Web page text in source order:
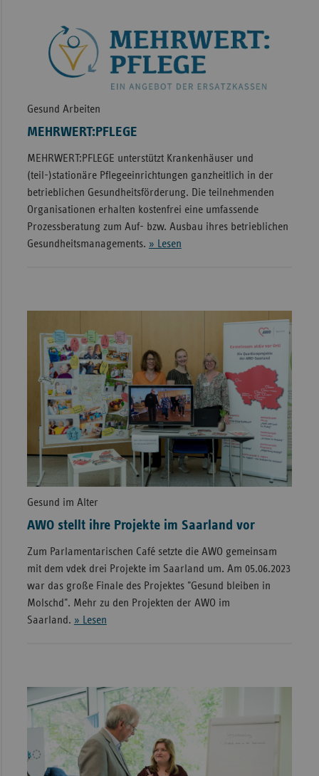
Gesund Arbeiten
MEHRWERT:PFLEGE
MEHRWERT:PFLEGE unterstützt Krankenhäuser und
(teil-)stationäre Pflegeeinrichtungen ganzheitlich in der
betrieblichen Gesundheitsförderung. Die teilnehmenden
Organisationen erhalten kostenfrei eine umfassende
Prozessberatung zum Auf- bzw. Ausbau ihres betrieblichen
Gesundheitsmanagements. » Lesen
Gesund im Alter
AWO stellt ihre Projekte im Saarland vor
Zum Parlamentarischen Café setzte die AWO gemeinsam
mit dem vdek drei Projekte im Saarland um. Am 05.06.2023
war das große Finale des Projektes "Gesund bleiben in
Molschd". Mehr zu den Projekten der AWO im
Saarland. » Lesen